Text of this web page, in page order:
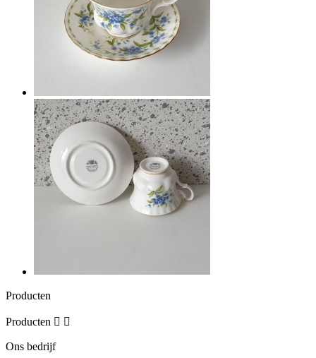
Producten
Producten  
Ons bedrijf